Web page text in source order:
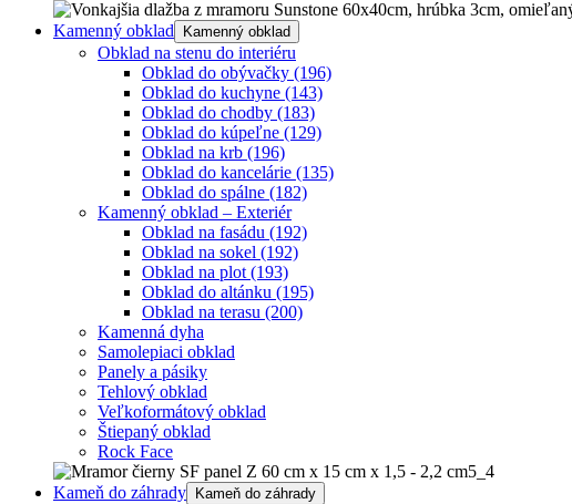
Kamenný obklad Kamenný obklad
Obklad na stenu do interiéru
Obklad do obývačky (196)
Obklad do kuchyne (143)
Obklad do chodby (183)
Obklad do kúpeľne (129)
Obklad na krb (196)
Obklad do kancelárie (135)
Obklad do spálne (182)
Kamenný obklad – Exteriér
Obklad na fasádu (192)
Obklad na sokel (192)
Obklad na plot (193)
Obklad do altánku (195)
Obklad na terasu (200)
Kamenná dyha
Samolepiaci obklad
Panely a pásiky
Tehlový obklad
Veľkoformátový obklad
Štiepaný obklad
Rock Face
Kameň do záhrady Kameň do záhrady